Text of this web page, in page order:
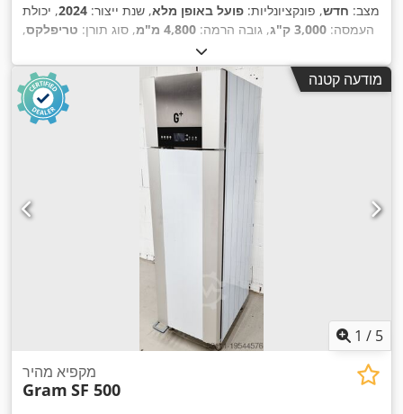
מצב: חדש, פונקציונליות: פועל באופן מלא, שנת ייצור: 2024, יכולת
העמסה: 3,000 ק"ג , גובה הרמה: 4,800 מ"מ , סוג תורן: טריפלקס,
1,200 מ"מ, סוג הנעה:Lithium-Ionen,
מודעה קטנה
1 / 5
מקפיא מהיר
Gram SF 500